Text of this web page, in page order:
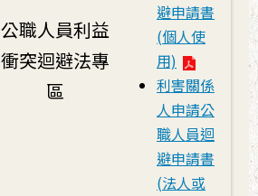
公職人員利益
衝突迴避法專
區
避申請書
(個人使
用)
利害關係
人申請公
職人員迴
避申請書
(法人或